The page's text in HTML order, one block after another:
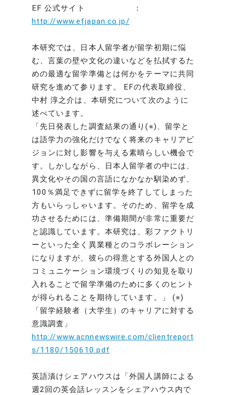
EF 公式サイト ：
http://www.efjapan.co.jp/
本研究では、日本人留学者が留学初期に悩
む、言葉の壁や文化の違いなどを払拭するた
めの最適な留学準備とは何かをテーマに共同
研究を進めて参ります。 EFの代表取締役、
中村 淳之介は、本研究について次のように
述べています。
「先日発表した調査結果の通り(※)、留学と
は語学力の強化だけでなく将来のキャリアビ
ジョンに対し影響を与える素晴らしい機会で
す。しかしながら、日本人留学者の中には、
異文化やその国の言語になかなか馴染めず、
100％満足できずに留学を終了してしまった
方もいらっしゃいます。そのため、留学を成
功させるためには、準備期間が非常に重要だ
と認識しています。本研究は、彩ファクトリ
ーといった全く異業種とのコラボレーション
になりますが、彼らの得意とする外国人との
コミュニケーション環境づくりの知見を取り
入れることで留学準備のために多くのヒント
が得られることを期待しています。」 (※)
「留学経験者（大学生）のキャリアに対する
意識調査」
http://www.acnnewswire.com/clientreport
s/1180/150610.pdf
英語漬けシェアハウスは「外国人講師による
週2回の英会話レッスンをシェアハウス内で